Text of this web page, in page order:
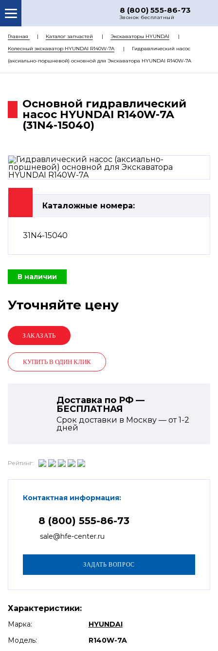
8 (800) 555-86-73
Звонок бесплатный
О НАС
КАТАЛОГ ЗАПЧАСТЕЙ
РЕМОНТ
ЦЕНЫ
КОНТАКТЫ
Главная Каталог запчастей
Экскаваторы HYUNDAI
Колесный экскаватор HYUNDAI R140W-7A
Гидравлический насос
(аксиально-поршневой) основной для Экскаватора HYUNDAI R140W-7A
Основной гидравлический
насос HYUNDAI R140W-7A
(31N4-15040)
Каталожные номера:
31N4-15040
В наличии
Уточняйте цену
КУПИТЬ В ОДИН КЛИК
Доставка по РФ —
БЕСПЛАТНАЯ
Срок доставки в Москву — от1-2
дней
Рейтинг:
Контактная информация:
8 (800) 555-86-73
sale@hfe-center.ru
Характеристики:
Марка:
HYUNDAI
Модель:
R140W-7A